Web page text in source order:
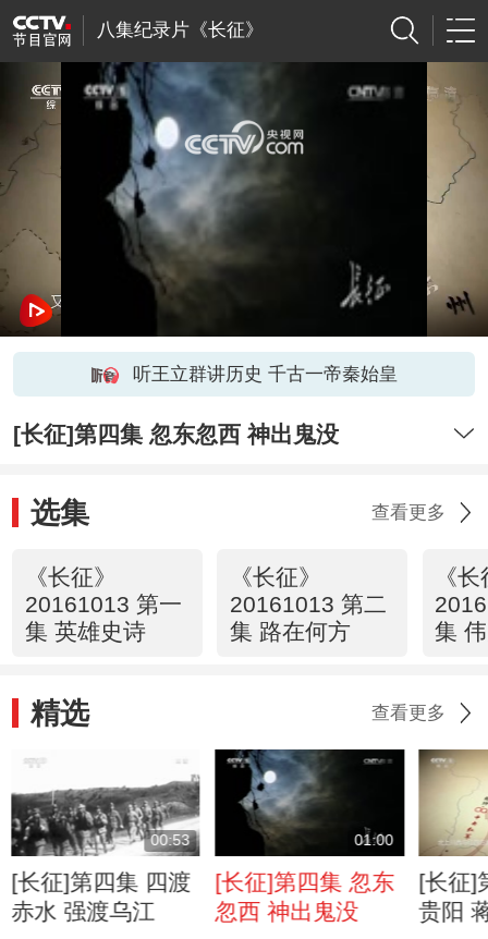
八集纪录片《长征》
网络开小差了，请稍后再试
听王立群讲历史 千古一帝秦始皇
[长征]第四集 忽东忽西 神出鬼没
选集 查看更多
《长征》
20161013 第一
集 英雄史诗
《长征》
20161013 第二
集 路在何方
《
集
精选 查看更多
00:53
[长征]第四集 四渡
赤水 强渡乌江
01:00
[长征]第四集 忽东
忽西 神出鬼没
[长征]
贵阳